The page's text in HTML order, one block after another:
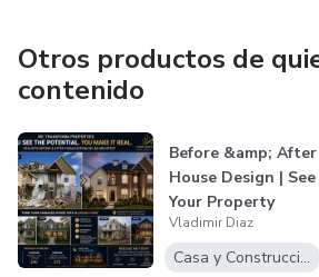
Otros productos de
contenido
Before &amp; After
House Design | See
Your Property
Transfor...
Vladimir Diaz
Casa y Construcción